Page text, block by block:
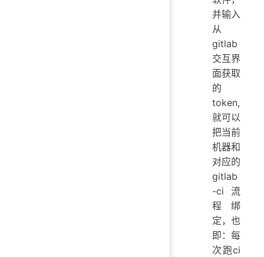
并输入
从
gitlab
交互界
面获取
的
token,
就可以
把当前
机器和
对应的
gitlab
-ci流
程绑
定，也
即：每
次跑ci